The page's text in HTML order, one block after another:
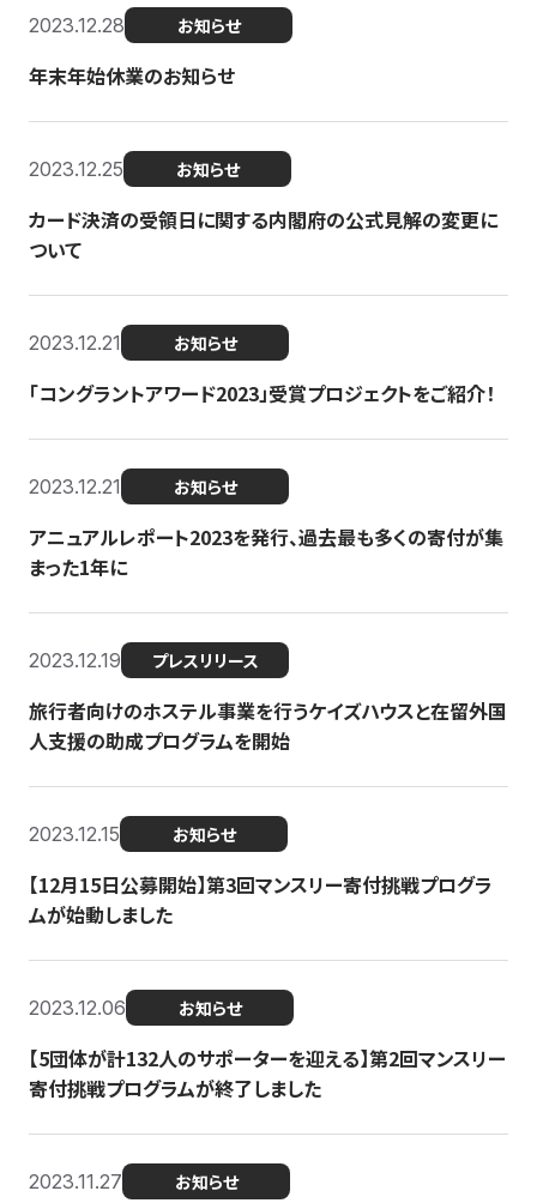
2023.12.28 お知らせ
年末年始休業のお知らせ
2023.12.25 お知らせ
カード決済の受領日に関する内閣府の公式見解の変更に
ついて
2023.12.21 お知らせ
「コングラントアワード2023」受賞プロジェクトをご紹介！
2023.12.21 お知らせ
アニュアルレポート2023を発行、過去最も多くの寄付が集
まった1年に
2023.12.19 プレスリリース
旅行者向けのホステル事業を行うケイズハウスと在留外国
人支援の助成プログラムを開始
2023.12.15 お知らせ
【12月15日公募開始】第3回マンスリー寄付挑戦プログラ
ムが始動しました
2023.12.06 お知らせ
【5団体が計132人のサポーターを迎える】第2回マンスリー
寄付挑戦プログラムが終了しました
2023.11.27 お知らせ